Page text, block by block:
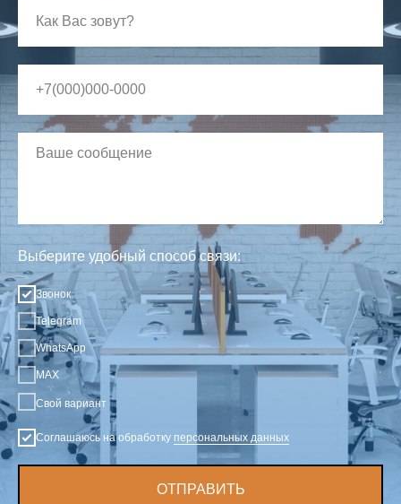
Выберите удобный способ связи:
Звонок
Telegram
WhatsApp
MAX
Свой вариант
Соглашаюсь на обработку персональных данных
ОТПРАВИТЬ